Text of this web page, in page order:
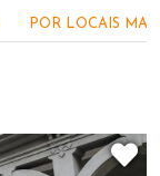
POR LOCAIS